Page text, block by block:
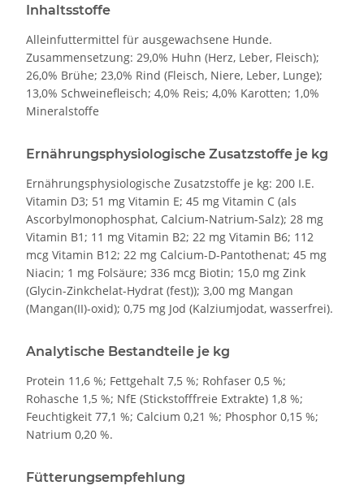
Inhaltsstoffe
Alleinfuttermittel für ausgewachsene Hunde.
Zusammensetzung: 29,0% Huhn (Herz, Leber, Fleisch);
26,0% Brühe; 23,0% Rind (Fleisch, Niere, Leber, Lunge);
13,0% Schweinefleisch; 4,0% Reis; 4,0% Karotten; 1,0%
Mineralstoffe
Ernährungsphysiologische Zusatzstoffe je kg
Ernährungsphysiologische Zusatzstoffe je kg: 200 I.E.
Vitamin D3; 51 mg Vitamin E; 45 mg Vitamin C (als
Ascorbylmonophosphat, Calcium-Natrium-Salz); 28 mg
Vitamin B1; 11 mg Vitamin B2; 22 mg Vitamin B6; 112
mcg Vitamin B12; 22 mg Calcium-D-Pantothenat; 45 mg
Niacin; 1 mg Folsäure; 336 mcg Biotin; 15,0 mg Zink
(Glycin-Zinkchelat-Hydrat (fest)); 3,00 mg Mangan
(Mangan(II)-oxid); 0,75 mg Jod (Kalziumjodat, wasserfrei).
Analytische Bestandteile je kg
Protein 11,6 %; Fettgehalt 7,5 %; Rohfaser 0,5 %;
Rohasche 1,5 %; NfE (Stickstofffreie Extrakte) 1,8 %;
Feuchtigkeit 77,1 %; Calcium 0,21 %; Phosphor 0,15 %;
Natrium 0,20 %.
Fütterungsempfehlung